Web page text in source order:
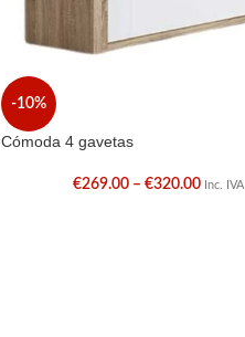
-10%
Cómoda 4 gavetas
€269.00 – €320.00 Inc. IVA